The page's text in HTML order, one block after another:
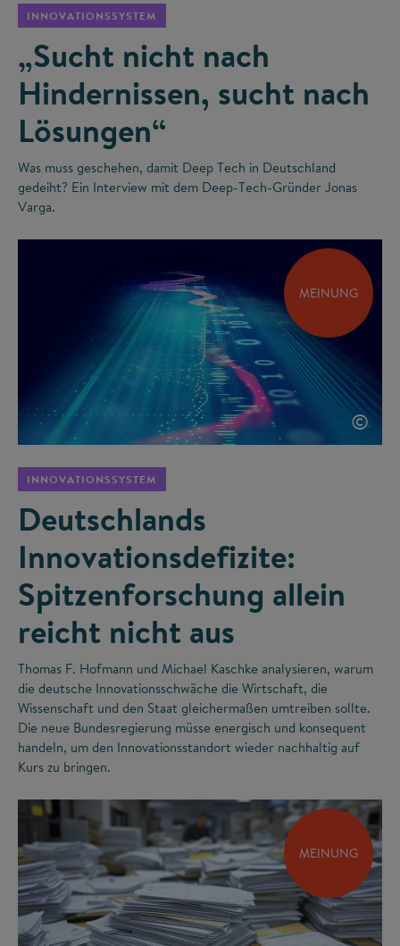
INNOVATIONSSYSTEM
„Sucht nicht nach
Hindernissen, sucht nach
Lösungen“
Was muss geschehen, damit Deep Tech in Deutschland
gedeiht? Ein Interview mit dem Deep-Tech-Gründer Jonas
Varga.
MEINUNG
©
INNOVATIONSSYSTEM
Deutschlands
Innovationsdefizite:
Spitzenforschung allein
reicht nicht aus
Thomas F. Hofmann und Michael Kaschke analysieren, warum
die deutsche Innovationsschwäche die Wirtschaft, die
Wissenschaft und den Staat gleichermaßen umtreiben sollte.
Die neue Bundesregierung müsse energisch und konsequent
handeln, um den Innovationsstandort wieder nachhaltig auf
Kurs zu bringen.
MEINUNG